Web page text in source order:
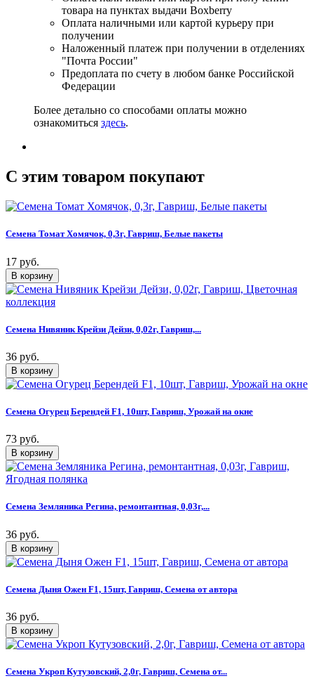
товара на пунктах выдачи Boxberry
Оплата наличными или картой курьеру при
получении
Наложенный платеж при получении в отделениях
"Почта России"
Предоплата по счету в любом банке Российской
Федерации
Более детально со способами оплаты можно
ознакомиться здесь.
C этим товаром покупают
Семена Томат Хомячок, 0,3г, Гавриш, Белые пакеты
17 руб.
Семена Нивяник Крейзи Дейзи, 0,02г, Гавриш,...
36 руб.
Семена Огурец Берендей F1, 10шт, Гавриш, Урожай на окне
73 руб.
Семена Земляника Регина, ремонтантная, 0,03г,...
36 руб.
Семена Дыня Ожен F1, 15шт, Гавриш, Семена от автора
36 руб.
Семена Укроп Кутузовский, 2,0г, Гавриш, Семена от...